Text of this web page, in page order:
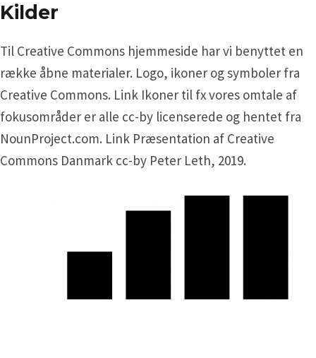
Kilder
Til Creative Commons hjemmeside har vi benyttet en
række åbne materialer. Logo, ikoner og symboler fra
Creative Commons. Link Ikoner til fx vores omtale af
fokusområder er alle cc-by licenserede og hentet fra
NounProject.com. Link Præsentation af Creative
Commons Danmark cc-by Peter Leth, 2019.